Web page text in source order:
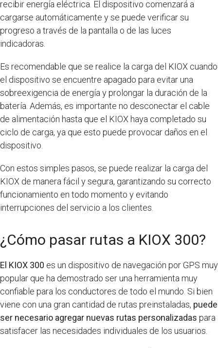
recibir energía eléctrica. El dispositivo comenzará a
cargarse automáticamente y se puede verificar su
progreso a través de la pantalla o de las luces
indicadoras.
Es recomendable que se realice la carga del KIOX cuando
el dispositivo se encuentre apagado para evitar una
sobreexigencia de energía y prolongar la duración de la
batería. Además, es importante no desconectar el cable
de alimentación hasta que el KIOX haya completado su
ciclo de carga, ya que esto puede provocar daños en el
dispositivo.
Con estos simples pasos, se puede realizar la carga del
KIOX de manera fácil y segura, garantizando su correcto
funcionamiento en todo momento y evitando
interrupciones del servicio a los clientes.
¿Cómo pasar rutas a KIOX 300?
El KIOX 300 es un dispositivo de navegación por GPS muy
popular que ha demostrado ser una herramienta muy
confiable para los conductores de todo el mundo. Si bien
viene con una gran cantidad de rutas preinstaladas, puede
ser necesario agregar nuevas rutas personalizadas para
satisfacer las necesidades individuales de los usuarios.